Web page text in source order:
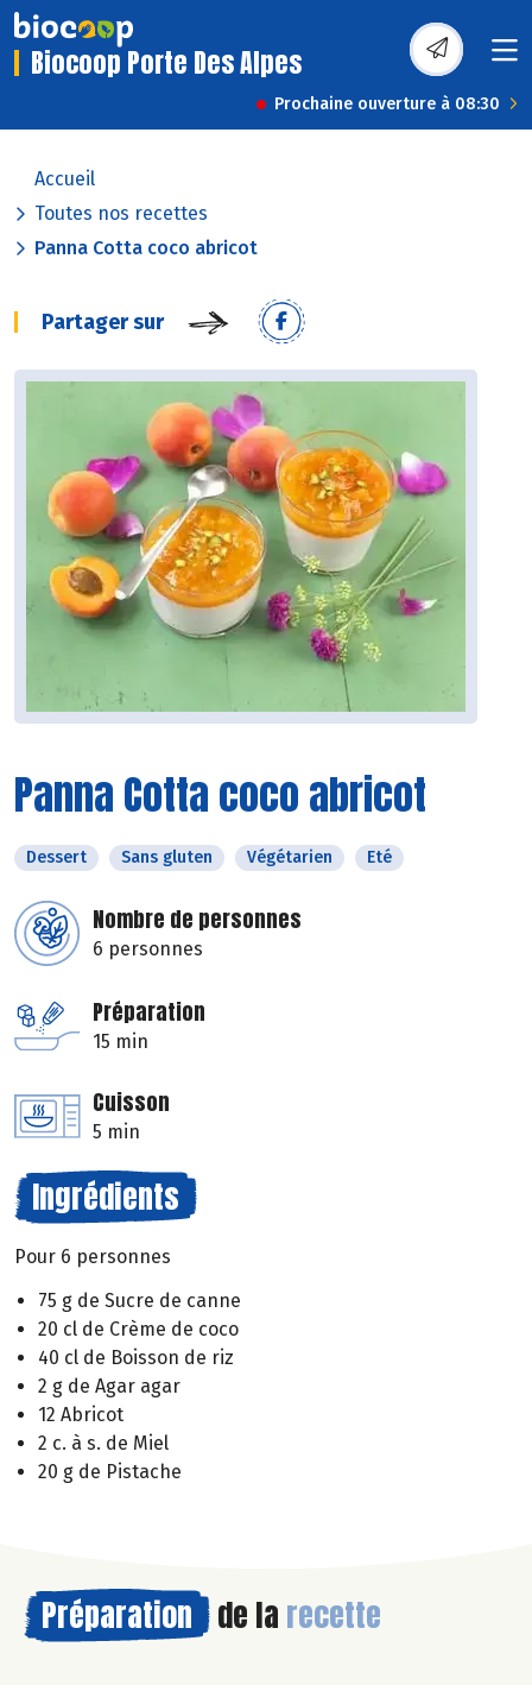
Biocoop Porte Des Alpes
Prochaine ouverture à 08:30
Accueil
Toutes nos recettes
Panna Cotta coco abricot
Partager sur
Panna Cotta coco abricot
Dessert Sans gluten Végétarien Eté
Nombre de personnes
6 personnes
Préparation
15 min
Cuisson
5 min
Ingrédients
Pour 6 personnes
75 g de Sucre de canne
20 cl de Crème de coco
40 cl de Boisson de riz
2 g de Agar agar
12 Abricot
2 c. à s. de Miel
20 g de Pistache
Préparation de la recette